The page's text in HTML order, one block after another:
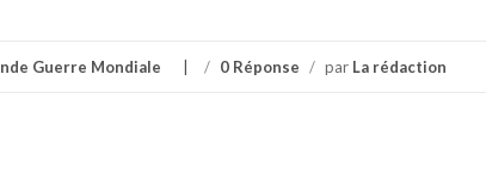
Guerre Mondiale / 0 Réponse / par La rédaction